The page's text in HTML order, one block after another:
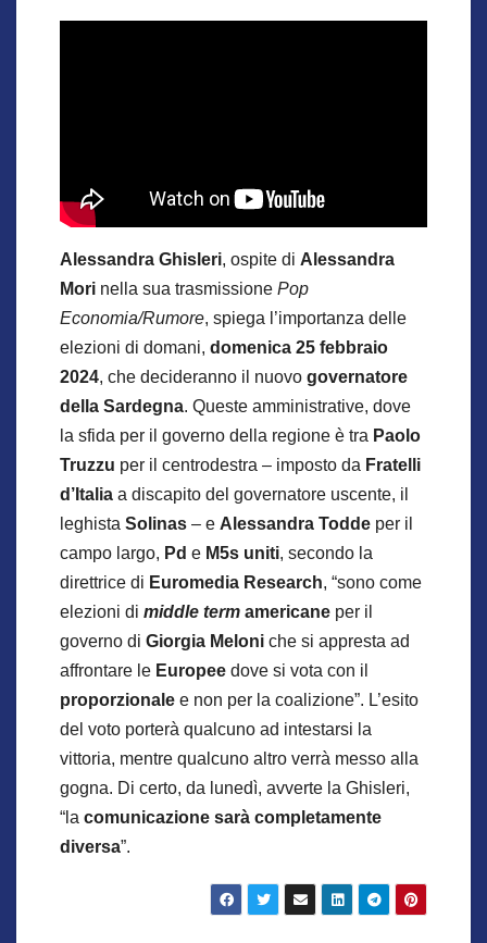
Alessandra Ghisleri, ospite di Alessandra
Mori nella sua trasmissione Pop
Economia/Rumore, spiega l’importanza delle
elezioni di domani, domenica 25 febbraio
2024, che decideranno il nuovo governatore
della Sardegna. Queste amministrative, dove
la sfida per il governo della regione è tra Paolo
Truzzu per il centrodestra – imposto da Fratelli
d’Italia a discapito del governatore uscente, il
leghista Solinas – e Alessandra Todde per il
campo largo, Pd e M5s uniti, secondo la
direttrice di Euromedia Research, “sono come
elezioni di middle term americane per il
governo di Giorgia Meloni che si appresta ad
affrontare le Europee dove si vota con il
proporzionale e non per la coalizione”. L’esito
del voto porterà qualcuno ad intestarsi la
vittoria, mentre qualcuno altro verrà messo alla
gogna. Di certo, da lunedì, avverte la Ghisleri,
“la comunicazione sarà completamente
diversa”.